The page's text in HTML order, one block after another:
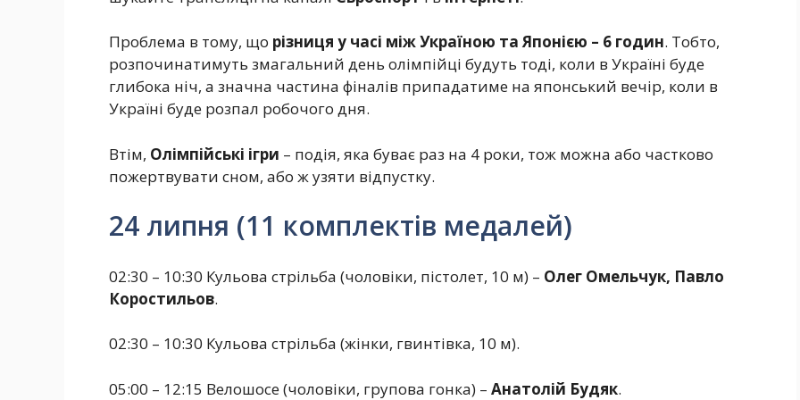
Проблема в тому, що різниця у часі між Україною та Японією – 6 годин. Тобто,
розпочинатимуть змагальний день олімпійці будуть тоді, коли в Україні буде
глибока ніч, а значна частина фіналів припадатиме на японський вечір, коли в
Україні буде розпал робочого дня.
Втім, Олімпійські ігри – подія, яка буває раз на 4 роки, тож можна або частково
пожертвувати сном, або ж узяти відпустку.
24 липня (11 комплектів медалей)
02:30 – 10:30 Кульова стрільба (чоловіки, пістолет, 10 м) – Олег Омельчук, Павло
Коростильов.
02:30 – 10:30 Кульова стрільба (жінки, гвинтівка, 10 м).
05:00 – 12:15 Велошосе (чоловіки, групова гонка) – Анатолій Будяк.